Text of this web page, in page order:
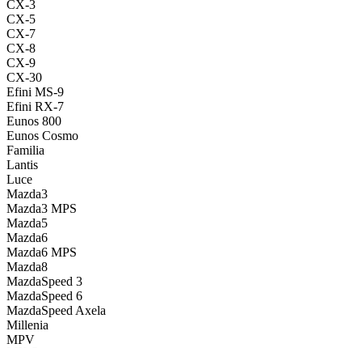
CX-3
CX-5
CX-7
CX-8
CX-9
CX-30
Efini MS-9
Efini RX-7
Eunos 800
Eunos Cosmo
Familia
Lantis
Luce
Mazda3
Mazda3 MPS
Mazda5
Mazda6
Mazda6 MPS
Mazda8
MazdaSpeed 3
MazdaSpeed 6
MazdaSpeed Axela
Millenia
MPV